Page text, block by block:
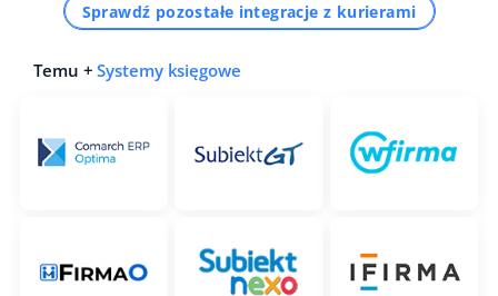
Sprawdź pozostałe integracje z kurierami
Temu +Systemy księgowe